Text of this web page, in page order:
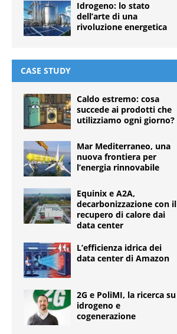
Idrogeno: lo stato
dell’arte di una
rivoluzione energetica
CASE STUDY
Caldo estremo: cosa
succede ai prodotti che
utilizziamo ogni giorno?
Mar Mediterraneo, una
nuova frontiera per
l’energia rinnovabile
Equinix e A2A,
decarbonizzazione con il
recupero di calore dai
data center
L’efficienza idrica dei
data center di Amazon
2G e PoliMI, la ricerca su
idrogeno e
cogenerazione